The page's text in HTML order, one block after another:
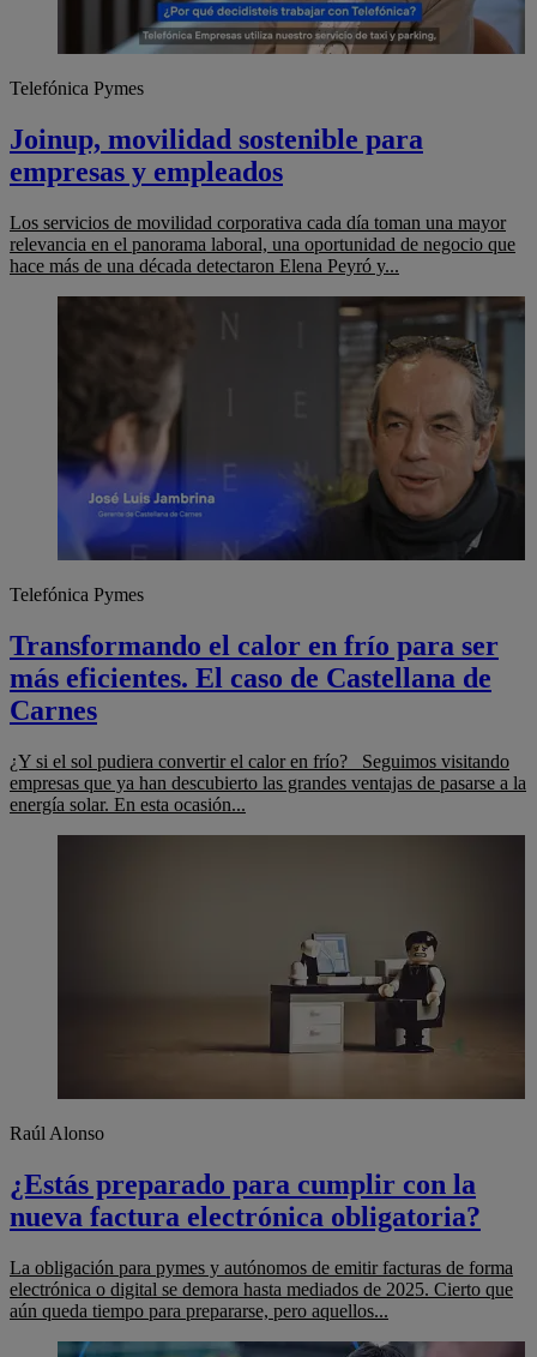
Telefónica Pymes
Joinup, movilidad sostenible para
empresas y empleados
Los servicios de movilidad corporativa cada día toman una mayor
relevancia en el panorama laboral, una oportunidad de negocio que
hace más de una década detectaron Elena Peyró y...
Telefónica Pymes
Transformando el calor en frío para ser
más eficientes. El caso de Castellana de
Carnes
¿Y si el sol pudiera convertir el calor en frío? Seguimos visitando
empresas que ya han descubierto las grandes ventajas de pasarse a la
energía solar. En esta ocasión...
Raúl Alonso
¿Estás preparado para cumplir con la
nueva factura electrónica obligatoria?
La obligación para pymes y autónomos de emitir facturas de forma
electrónica o digital se demora hasta mediados de 2025. Cierto que
aún queda tiempo para prepararse, pero aquellos...